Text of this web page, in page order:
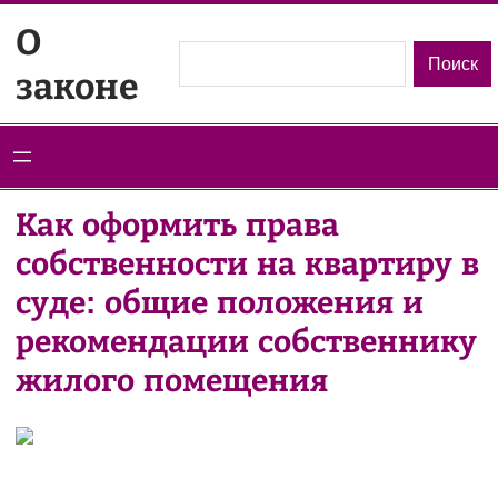
содержимому
О
законе
Поиск
Как оформить права
собственности на квартиру в
суде: общие положения и
рекомендации собственнику
жилого помещения